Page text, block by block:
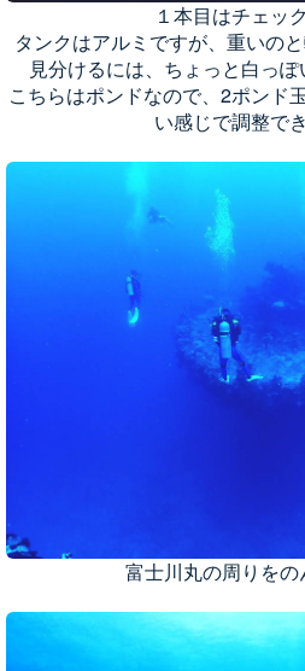
１本目はチェッ
タンクはアルミですが、重いの
見分けるには、ちょっと白っぽ
こちらはポンドなので、2ポンド
い感じで調整で
富士川丸の周りを